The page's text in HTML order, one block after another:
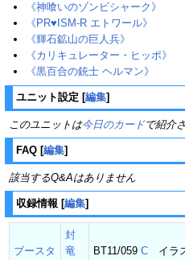
《神喰いのゾンビシャーク》
《PR♥ISM-R エトワール》
《輝石鉱山の巨人兵》
《カリキュレーター・ヒッポ》
《黒百合の銃士 ヘルマン》
ユニット設定 [編集]
このユニットは今日のカードで紹介
FAQ [編集]
該当するQ&Aはありません
収録情報 [編集]
ブースタ
封
竜
BT11/059 C イラ